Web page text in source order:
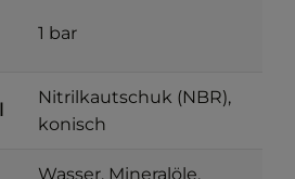
1 bar
Nitrilkautschuk (NBR),
konisch
Wasser, Mineralöle,